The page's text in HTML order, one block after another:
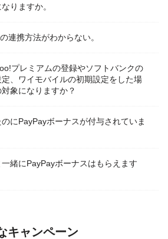
りますか。
連携方法がわからない。
プレミアムの登録やソフトバンクの
、ワイモバイルの初期設定をした場
象になりますか？
にPayPayボーナスが付与されていま
緒にPayPayボーナスはもらえます
キャンペーン